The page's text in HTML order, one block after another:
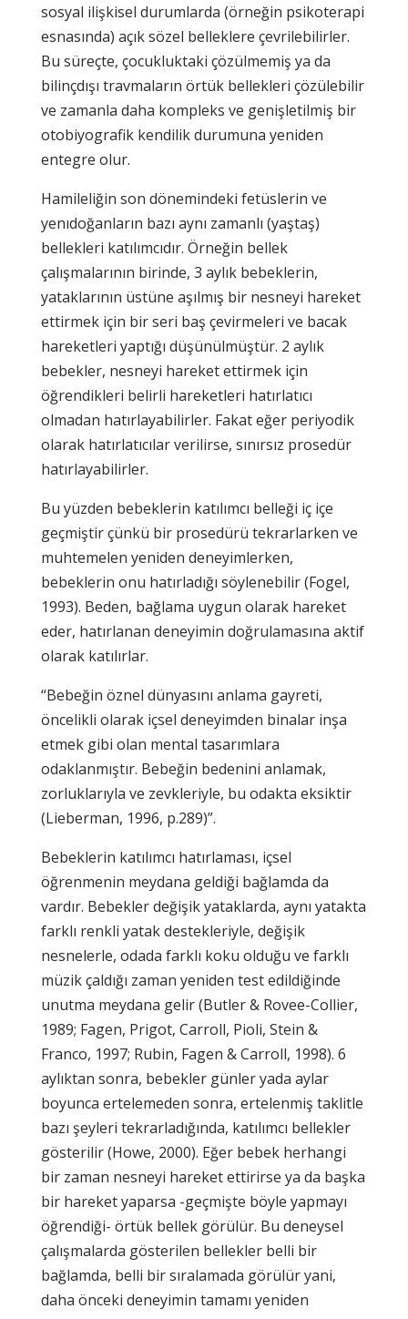
sosyal ilişkisel durumlarda (örneğin psikoterapi
esnasında) açık sözel belleklere çevrilebilirler.
Bu süreçte, çocukluktaki çözülmemiş ya da
bilinçdışı travmaların örtük bellekleri çözülebilir
ve zamanla daha kompleks ve genişletilmiş bir
otobiyografik kendilik durumuna yeniden
entegre olur.
Hamileliğin son dönemindeki fetüslerin ve
yenıdoğanların bazı aynı zamanlı (yaştaş)
bellekleri katılımcıdır. Örneğin bellek
çalışmalarının birinde, 3 aylık bebeklerin,
yataklarının üstüne aşılmış bir nesneyi hareket
ettirmek için bir seri baş çevirmeleri ve bacak
hareketleri yaptığı düşünülmüştür. 2 aylık
bebekler, nesneyi hareket ettirmek için
öğrendikleri belirli hareketleri hatırlatıcı
olmadan hatırlayabilirler. Fakat eğer periyodik
olarak hatırlatıcılar verilirse, sınırsız prosedür
hatırlayabilirler.
Bu yüzden bebeklerin katılımcı belleği iç içe
geçmiştir çünkü bir prosedürü tekrarlarken ve
muhtemelen yeniden deneyimlerken,
bebeklerin onu hatırladığı söylenebilir (Fogel,
1993). Beden, bağlama uygun olarak hareket
eder, hatırlanan deneyimin doğrulamasına aktif
olarak katılırlar.
“Bebeğin öznel dünyasını anlama gayreti,
öncelikli olarak içsel deneyimden binalar inşa
etmek gibi olan mental tasarımlara
odaklanmıştır. Bebeğin bedenini anlamak,
zorluklarıyla ve zevkleriyle, bu odakta eksiktir
(Lieberman, 1996, p.289)”.
Bebeklerin katılımcı hatırlaması, içsel
öğrenmenin meydana geldiği bağlamda da
vardır. Bebekler değişik yataklarda, aynı yatakta
farklı renkli yatak destekleriyle, değişik
nesnelerle, odada farklı koku olduğu ve farklı
müzik çaldığı zaman yeniden test edildiğinde
unutma meydana gelir (Butler & Rovee-Collier,
1989; Fagen, Prigot, Carroll, Pioli, Stein &
Franco, 1997; Rubin, Fagen & Carroll, 1998). 6
aylıktan sonra, bebekler günler yada aylar
boyunca ertelemeden sonra, ertelenmiş taklitle
bazı şeyleri tekrarladığında, katılımcı bellekler
gösterilir (Howe, 2000). Eğer bebek herhangi
bir zaman nesneyi hareket ettirirse ya da başka
bir hareket yaparsa -geçmişte böyle yapmayı
öğrendiği- örtük bellek görülür. Bu deneysel
çalışmalarda gösterilen bellekler belli bir
bağlamda, belli bir sıralamada görülür yani,
daha önceki deneyimin tamamı yeniden